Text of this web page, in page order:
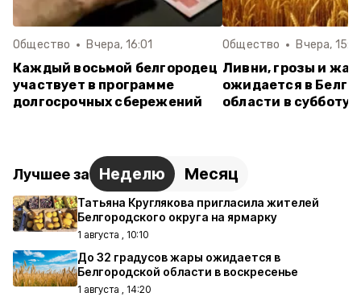
Общество Вчера, 16:01
Каждый восьмой белгородец
участвует в программе
долгосрочных сбережений
Общество Вчера,
Ливни, грозы и
ожидается в
области в субботу
Лучшее за Неделю Месяц
Татьяна Круглякова пригласила жителей
Белгородского округа на ярмарку
1 августа , 10:10
До 32 градусов жары ожидается в
Белгородской области в воскресенье
1 августа , 14:20